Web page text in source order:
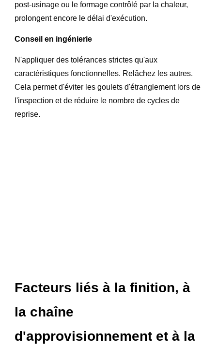
post-usinage ou le formage contrôlé par la chaleur,
prolongent encore le délai d'exécution.
Conseil en ingénierie
N'appliquer des tolérances strictes qu'aux
caractéristiques fonctionnelles. Relâchez les autres.
Cela permet d'éviter les goulets d'étranglement lors de
l'inspection et de réduire le nombre de cycles de
reprise.
Facteurs liés à la finition, à
la chaîne
d'approvisionnement et à la